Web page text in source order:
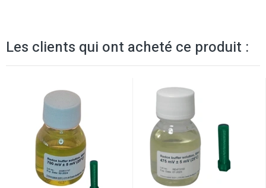
Les clients qui ont acheté ce produit :